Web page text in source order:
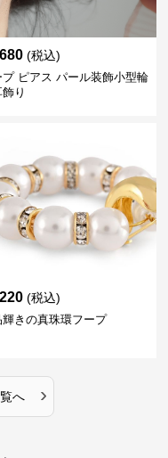
(税込)
プ ピアス パール装飾小型輪
り
(税込)
輝きの真珠環フープ
へ ›